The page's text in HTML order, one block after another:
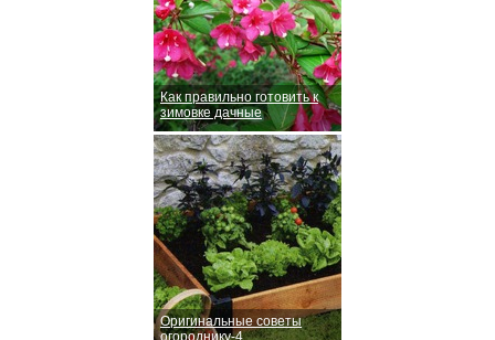
Как правильно готовить к
зимовке дачные
Оригинальные советы
огороднику-4